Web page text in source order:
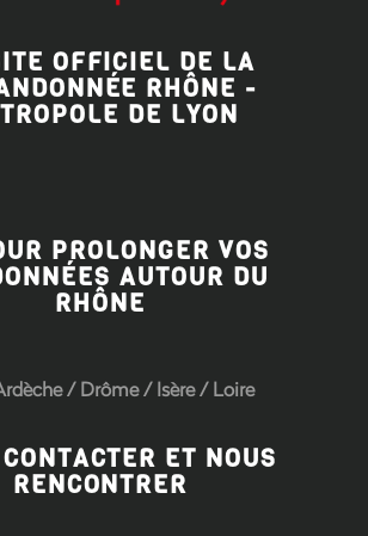
OFFICIEL DE LA
RHÔNE -
DE LYON
PROLONGER VOS
AUTOUR DU
RHÔNE
/Drôme/Isère/Loire
ET NOUS
RENCONTRER